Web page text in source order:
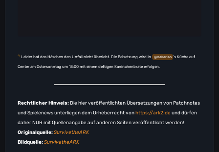
*1 Leider hat das Häschen den Unfall nicht überlebt. Die Beisetzung wird in @Vakarian 's Küche auf
Center am Ostersonntag um 18:00 mit einem deftigen Kaninchenbrate erfolgen.
Rechtlicher Hinweis:Die hier veröffentlichten Übersetzungen von Patchnotes
und Spielenews unterliegen dem Urheberrecht vonhttps://ark2.de und dürfen
daher NUR mit Quellenangabe auf anderen Seiten veröffentlicht werden!
Originalquelle:SurvivetheARK
Bildquelle:SurvivetheARK